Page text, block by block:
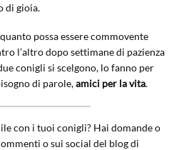
di gioia.
possa essere commovente
l’altro dopo settimane di pazienza
conigli si scelgono, lo fanno per
di parole,amici per la vita.
con i tuoi conigli? Hai domande o
o sui social del blog di